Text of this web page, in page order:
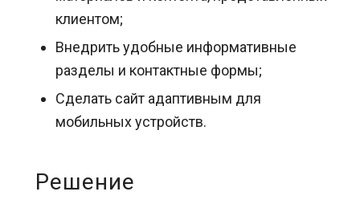
клиентом;
Внедрить удобные информативные
разделы и контактные формы;
Сделать сайт адаптивным для
мобильных устройств.
Решение